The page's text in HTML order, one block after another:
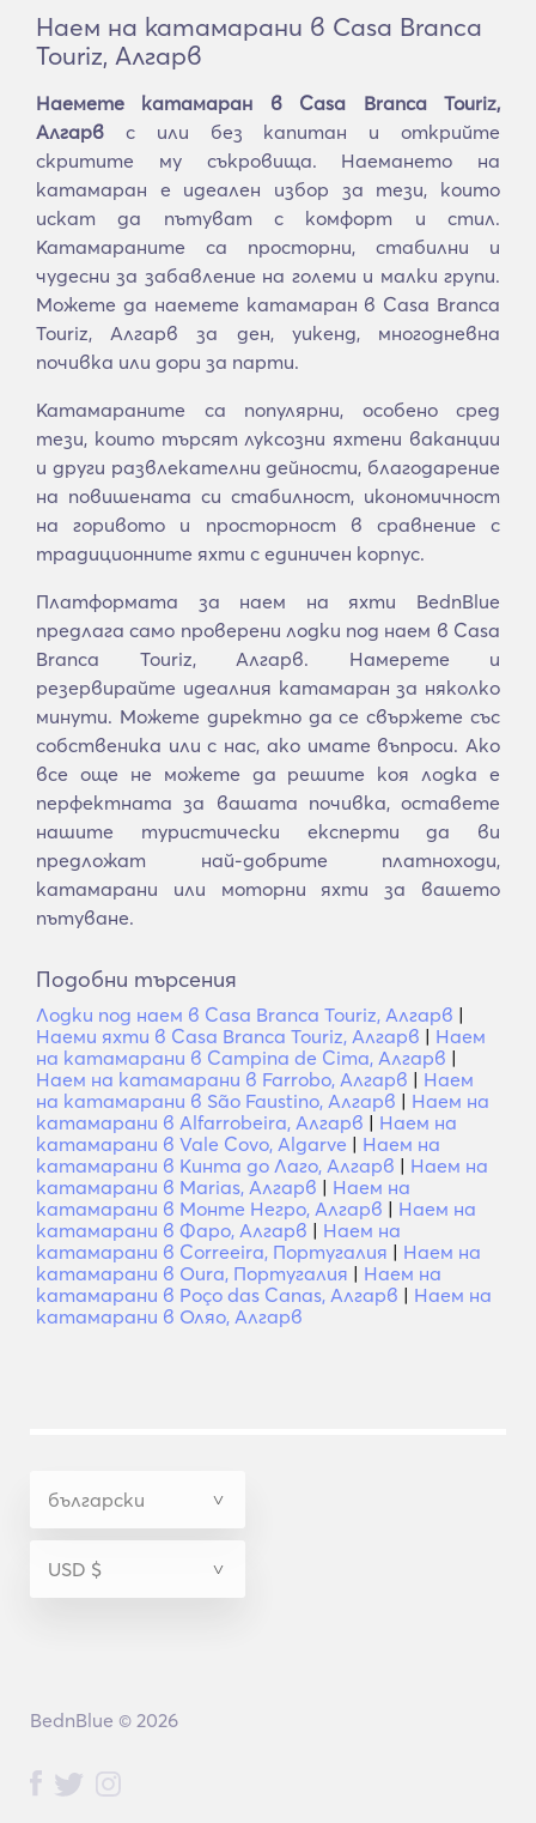
Наем на катамарани в Casa Branca
Touriz, Алгарв
Наемете катамаран в Casa Branca Touriz,
Алгарв с или без капитан и открийте
скритите му съкровища. Наемането на
катамаран е идеален избор за тези, които
искат да пътуват с комфорт и стил.
Катамараните са просторни, стабилни и
чудесни за забавление на големи и малки групи.
Можете да наемете катамаран в Casa Branca
Touriz, Алгарв за ден, уикенд, многодневна
почивка или дори за парти.
Катамараните са популярни, особено сред
тези, които търсят луксозни яхтени ваканции
и други развлекателни дейности, благодарение
на повишената си стабилност, икономичност
на горивото и просторност в сравнение с
традиционните яхти с единичен корпус.
Платформата за наем на яхти BednBlue
предлага само проверени лодки под наем в Casa
Branca Touriz, Алгарв. Намерете и
резервирайте идеалния катамаран за няколко
минути. Можете директно да се свържете със
собственика или с нас, ако имате въпроси. Ако
все още не можете да решите коя лодка е
перфектната за вашата почивка, оставете
нашите туристически експерти да ви
предложат най-добрите платноходи,
катамарани или моторни яхти за вашето
пътуване.
Подобни търсения
Лодки под наем в Casa Branca Touriz, Алгарв |
Наеми яхти в Casa Branca Touriz, Алгарв | Наем
на катамарани в Campina de Cima, Алгарв |
Наем на катамарани в Farrobo, Алгарв | Наем
на катамарани в São Faustino, Алгарв | Наем на
катамарани в Alfarrobeira, Алгарв | Наем на
катамарани в Vale Covo, Algarve | Наем на
катамарани в Кинта до Лаго, Алгарв | Наем на
катамарани в Marias, Алгарв | Наем на
катамарани в Монте Негро, Алгарв | Наем на
катамарани в Фаро, Алгарв | Наем на
катамарани в Correeira, Португалия | Наем на
катамарани в Oura, Португалия | Наем на
катамарани в Poço das Canas, Алгарв | Наем на
катамарани в Оляо, Алгарв
BednBlue © 2026